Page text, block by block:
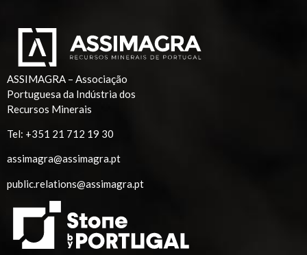
ASSIMAGRA – Associação
Portuguesa da Indústria dos
Recursos Minerais
Tel: +351 21 712 19 30
assimagra@assimagra.pt
public.relations@assimagra.pt